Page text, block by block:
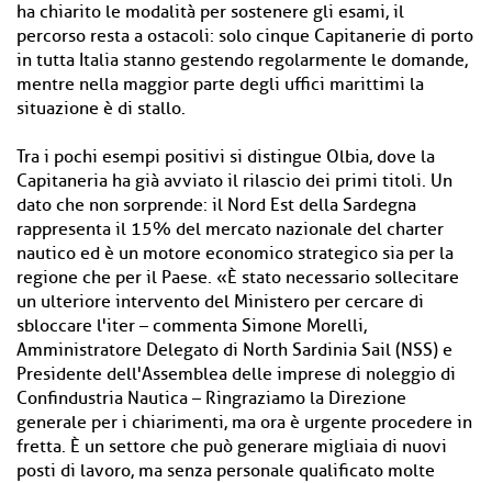
ha chiarito le modalità per sostenere gli esami, il
percorso resta a ostacoli: solo cinque Capitanerie di porto
in tutta Italia stanno gestendo regolarmente le domande,
mentre nella maggior parte degli uffici marittimi la
situazione è di stallo.
Tra i pochi esempi positivi si distingue Olbia, dove la
Capitaneria ha già avviato il rilascio dei primi titoli. Un
dato che non sorprende: il Nord Est della Sardegna
rappresenta il 15% del mercato nazionale del charter
nautico ed è un motore economico strategico sia per la
regione che per il Paese. «È stato necessario sollecitare
un ulteriore intervento del Ministero per cercare di
sbloccare l'iter – commenta Simone Morelli,
Amministratore Delegato di North Sardinia Sail (NSS) e
Presidente dell'Assemblea delle imprese di noleggio di
Confindustria Nautica – Ringraziamo la Direzione
generale per i chiarimenti, ma ora è urgente procedere in
fretta. È un settore che può generare migliaia di nuovi
posti di lavoro, ma senza personale qualificato molte